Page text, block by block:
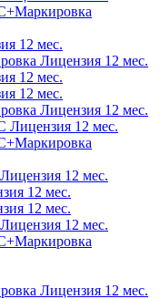
12 мес.
Лицензия 12 мес.
12 мес.
12 мес.
Лицензия 12 мес.
12 мес.
12 мес.
12 мес.
12 мес.
12 мес.
Лицензия 12 мес.